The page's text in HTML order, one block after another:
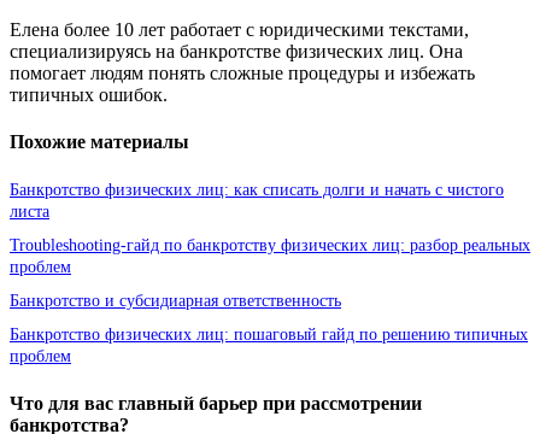
Елена более 10 лет работает с юридическими текстами,
специализируясь на банкротстве физических лиц. Она
помогает людям понять сложные процедуры и избежать
типичных ошибок.
Похожие материалы
Банкротство физических лиц: как списать долги и начать с чистого
листа
Troubleshooting-гайд по банкротству физических лиц: разбор реальных
проблем
Банкротство и субсидиарная ответственность
Банкротство физических лиц: пошаговый гайд по решению типичных
проблем
Что для вас главный барьер при рассмотрении
банкротства?